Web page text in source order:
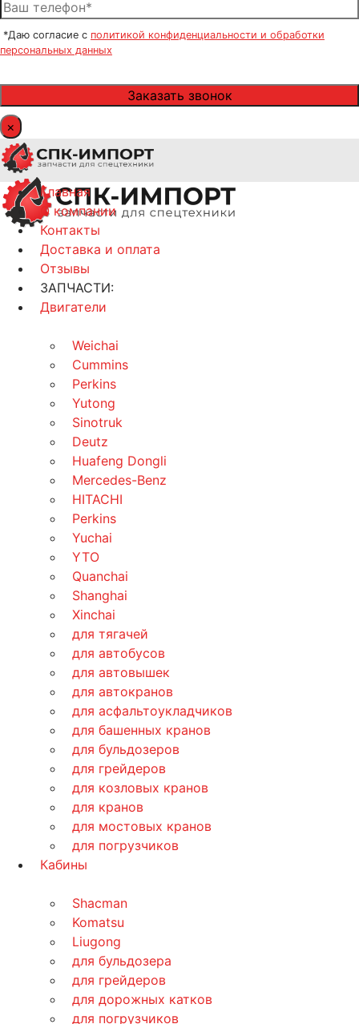
*Даю согласие с политикой конфиденциальности и обработки
персональных данных
×
Главная
О компании
Контакты
Доставка и оплата
Отзывы
ЗАПЧАСТИ:
Двигатели
Weichai
Cummins
Perkins
Yutong
Sinotruk
Deutz
Huafeng Dongli
Mercedes-Benz
HITACHI
Perkins
Yuchai
YTO
Quanchai
Shanghai
Xinchai
для тягачей
для автобусов
для автовышек
для автокранов
для асфальтоукладчиков
для башенных кранов
для бульдозеров
для грейдеров
для козловых кранов
для кранов
для мостовых кранов
для погрузчиков
Кабины
Shacman
Komatsu
Liugong
для бульдозера
для грейдеров
для дорожных катков
для погрузчиков